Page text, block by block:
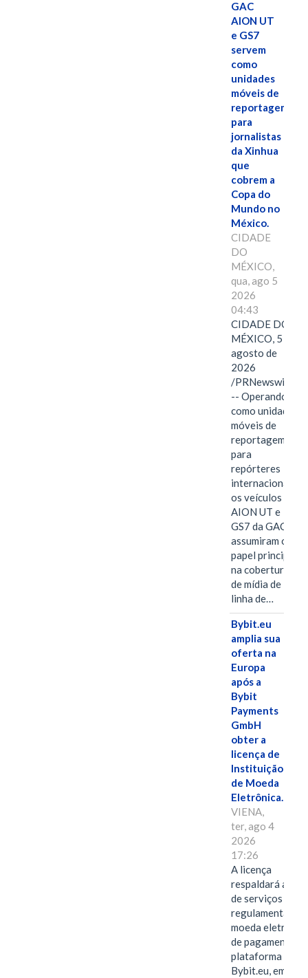
GAC
AION UT
e GS7
servem
como
unidades
móveis de
reportagem
para
jornalistas
da Xinhua
que
cobrem a
Copa do
Mundo no
México.
CIDADE
DO
MÉXICO,
qua, ago 5
2026
04:43
CIDADE DO
MÉXICO, 5 de
agosto de
2026
/PRNewswire/
-- Operando
como unidades
móveis de
reportagem
para
repórteres
internacionais,
os veículos
AION UT e
GS7 da GAC
assumiram o
papel principal
na cobertura
de mídia de
linha de…
Bybit.eu
amplia sua
oferta na
Europa
após a
Bybit
Payments
GmbH
obter a
licença de
Instituição
de Moeda
Eletrônica.
VIENA,
ter, ago 4
2026
17:26
A licença
respaldará a
de serviços
regulamentados
moeda
de pagamentos
plataforma
Bybit.eu, em